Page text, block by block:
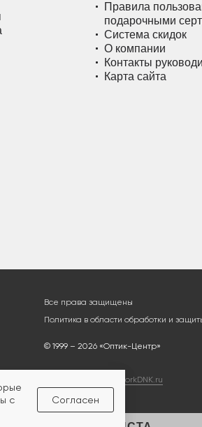
Правила
подарочными
Система скидок
О компании
Контакты
Карта сайта
Все права защищены
Политика в области обработки и
© 1999 – 2026 «Оптик-Центр»
workDNK.ru
с
Согласен